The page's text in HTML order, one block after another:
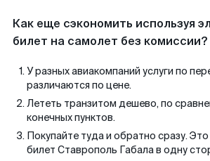
Как еще сэкономить используя
билет на самолет без комиссии?
У разных авиакомпаний услуги по
различаются по цене.
Лететь транзитом дешево, по
конечных пунктов.
Покупайте туда и обратно сразу.
билет Ставрополь Габала в одну